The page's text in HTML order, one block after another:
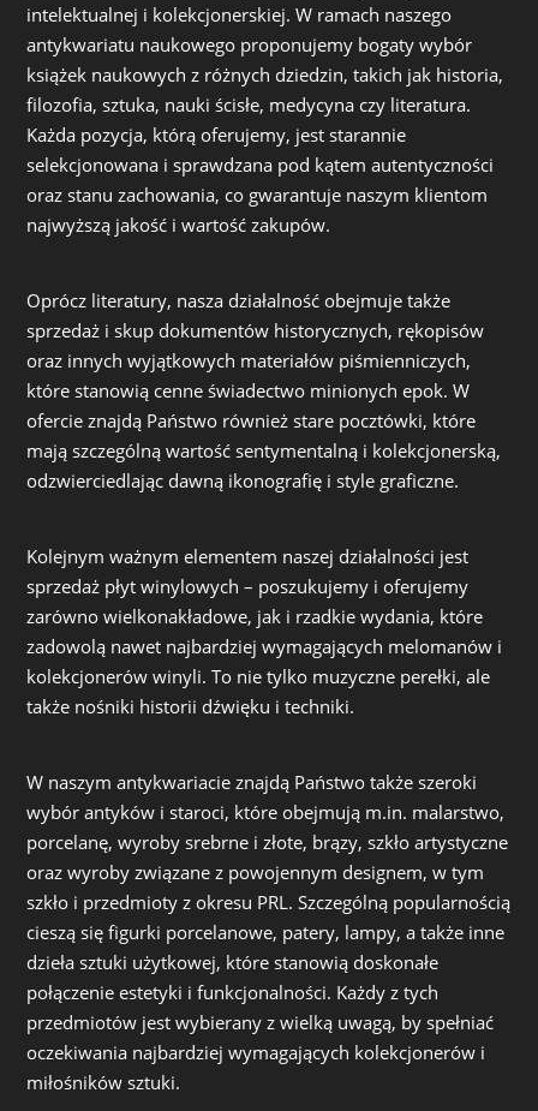
intelektualnej i kolekcjonerskiej. W ramach naszego
antykwariatu naukowego proponujemy bogaty wybór
książek naukowych z różnych dziedzin, takich jak historia,
filozofia, sztuka, nauki ścisłe, medycyna czy literatura.
Każda pozycja, którą oferujemy, jest starannie
selekcjonowana i sprawdzana pod kątem autentyczności
oraz stanu zachowania, co gwarantuje naszym klientom
najwyższą jakość i wartość zakupów.
Oprócz literatury, nasza działalność obejmuje także
sprzedaż i skup dokumentów historycznych, rękopisów
oraz innych wyjątkowych materiałów piśmienniczych,
które stanowią cenne świadectwo minionych epok. W
ofercie znajdą Państwo również stare pocztówki, które
mają szczególną wartość sentymentalną i kolekcjonerską,
odzwierciedlając dawną ikonografię i style graficzne.
Kolejnym ważnym elementem naszej działalności jest
sprzedaż płyt winylowych – poszukujemy i oferujemy
zarówno wielkonakładowe, jak i rzadkie wydania, które
zadowolą nawet najbardziej wymagających melomanów i
kolekcjonerów winyli. To nie tylko muzyczne perełki, ale
także nośniki historii dźwięku i techniki.
W naszym antykwariacie znajdą Państwo także szeroki
wybór antyków i staroci, które obejmują m.in. malarstwo,
porcelanę, wyroby srebrne i złote, brązy, szkło artystyczne
oraz wyroby związane z powojennym designem, w tym
szkło i przedmioty z okresu PRL. Szczególną popularnością
cieszą się figurki porcelanowe, patery, lampy, a także inne
dzieła sztuki użytkowej, które stanowią doskonałe
połączenie estetyki i funkcjonalności. Każdy z tych
przedmiotów jest wybierany z wielką uwagą, by spełniać
oczekiwania najbardziej wymagających kolekcjonerów i
miłośników sztuki.